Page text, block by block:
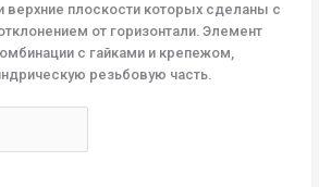
верхние плоскости которых сделаны с
от горизонтали. Элемент
с гайками и крепежом,
резьбовую часть.